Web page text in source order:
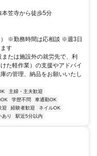
笠寺から徒歩5分
※勤務時間は応相談 ※週3日
す
たは施設外の就労先で、利
た軽作業）の支援やアドバイ
の管理、納品をお願いいたし
主婦・主夫歓迎
学歴不問
車通勤OK
迎 経験者歓迎
ネイルOK
あり 駅近5分以内